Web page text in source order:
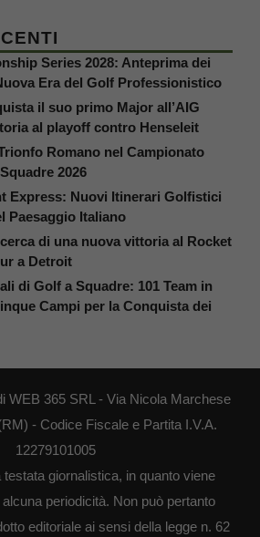
Series 2028: Anteprima dei
Era del Golf Professionistico
il suo primo Major all’AIG
al playoff contro Henseleit
Romano nel Campionato
2026
Express: Nuovi Itinerari Golfistici
Paesaggio Italiano
di una nuova vittoria al Rocket
a Detroit
di Golf a Squadre: 101 Team in
Campi per la Conquista dei
WEB 365 SRL - Via Nicola Marchese
- Codice Fiscale e Partita I.V.A.
12279101005
testata giornalistica, in quanto viene
periodicità. Non può pertanto
editoriale ai sensi della legge n. 62